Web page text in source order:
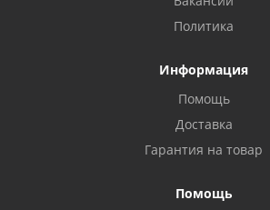
Политика
Информация
Помощь
Доставка
Гарантия на товар
Помощь